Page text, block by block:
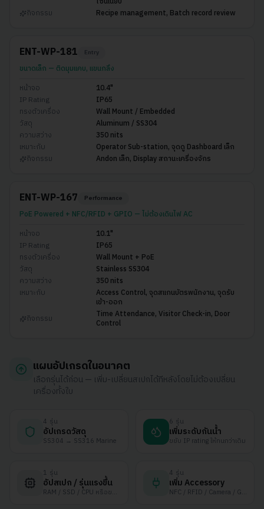
กิจกรรม
Recipe management, Batch record review
ENT-WP-181 Entry
ขนาดเล็ก — ติดมุมแคบ, แขนกลึง
หน้าจอ
10.4"
IP Rating
IP65
ทรงตัวเครื่อง
Wall Mount / Embedded
วัสดุ
Aluminum / SS304
ความสว่าง
350 nits
เหมาะกับ
Operator Sub-station, จุดดู Dashboard เล็ก
กิจกรรม
Andon เล็ก, Display สถานะเครื่องจักร
ENT-WP-167 Performance
PoE Powered + NFC/RFID + GPIO — ไม่ต้องเดินไฟ AC
หน้าจอ
10.1"
IP Rating
IP65
ทรงตัวเครื่อง
Wall Mount + PoE
วัสดุ
Stainless SS304
ความสว่าง
350 nits
เหมาะกับ
Access Control, จุดสแกนบัตรพนักงาน, จุดรับ
เข้า-ออก
กิจกรรม
Time Attendance, Visitor Check-in, Door
Control
แผนอัปเกรดในอนาคต
เลือกรุ่นได้ก่อน — เพิ่ม-เปลี่ยนสเปกได้ทีหลังโดยไม่ต้องเปลี่ยน
เครื่องทั้งใบ
4 รุ่น
อัปเกรดวัสดุ
SS304 → SS316 Marine
6 รุ่น
เพิ่มระดับกันน้ำ
ขยับ IP rating ให้ทนกว่าเดิม
1 รุ่น
อัปสเปก / รุ่นแรงขึ้น
RAM / SSD / CPU หรือขยับรุ่น
4 รุ่น
เพิ่ม Accessory
NFC / RFID / Camera / GPIO